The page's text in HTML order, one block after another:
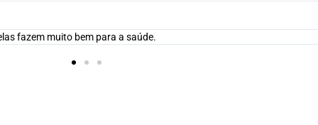
fazem muito bem para a saúde.